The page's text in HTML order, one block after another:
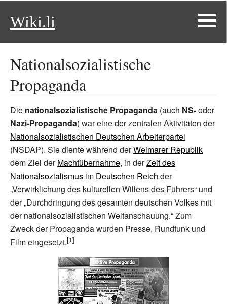
Wiki.li
Nationalsozialistische
Propaganda
Die nationalsozialistische Propaganda (auch NS-oder
Nazi-Propaganda) war eine der zentralen Aktivitäten der
Nationalsozialistischen Deutschen Arbeiterpartei
(NSDAP). Sie diente während derWeimarer Republik
dem Ziel derMachtübernahme, in derZeit des
Nationalsozialismus im Deutschen Reich der
„Verwirklichung des kulturellen Willens des Führers“ und
der „Durchdringung des gesamten deutschen Volkes mit
der nationalsozialistischen Weltanschauung.“ Zum
Zweck der Propaganda wurden Presse, Rundfunk und
Film eingesetzt.